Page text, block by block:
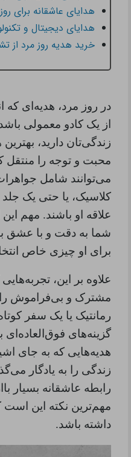
هدایای عاشقانه برای
هدایای دیجیتال و
خرید هدیه روز مرد از
در روز مرد، هدیه‌ای که
از یک کادو معمولی
زندگی‌تان دارید،
محبت و توجه را منتقل
می‌توانند شامل
کلاسیک، یا حتی یک جلد
علاقه او باشند. مهم
شما به دقت و با عشق
برای او چیزی خاص
علاوه بر این،
مشترک و بی‌فراموش را
رمانتیک یا یک سفر
گزینه‌های
هدیه‌هایی که به جای
زندگی را به یادگار
رابطه عاشقانه بسیار
مهم‌ترین نکته این
داشته باشد.